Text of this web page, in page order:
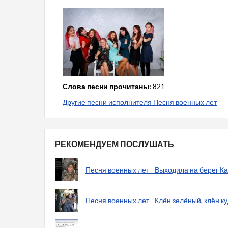
Слова песни прочитаны: 821
Другие песни исполнителя Песня военных лет
РЕКОМЕНДУЕМ ПОСЛУШАТЬ
Песня военных лет - Выходила на берег
Песня военных лет - Клён зелёный, клён